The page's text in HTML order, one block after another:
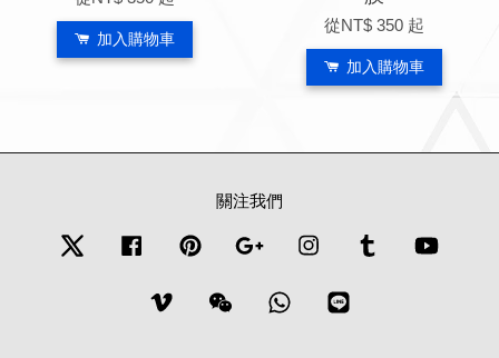
加入購物車
從NT$ 350 起
加入購物車
關注我們
Twitter Facebook Pinterest Google Instagram Tumblr
Vimeo Wechat Whatsapp